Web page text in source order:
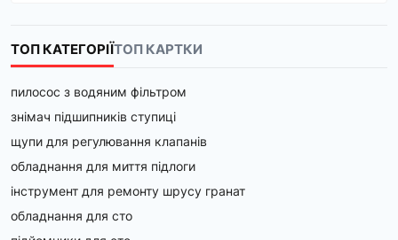
ТОП КАТЕГОРІЇТОП КАРТКИ
пилосос з водяним фільтром
знімач підшипників ступиці
щупи для регулювання клапанів
обладнання для миття підлоги
інструмент для ремонту шрусу гранат
обладнання для сто